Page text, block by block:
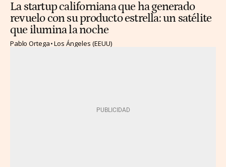
La startup californiana que ha generado
revuelo con su producto estrella: un satélite
que ilumina la noche
Pablo Ortega Los Ángeles (EEUU)